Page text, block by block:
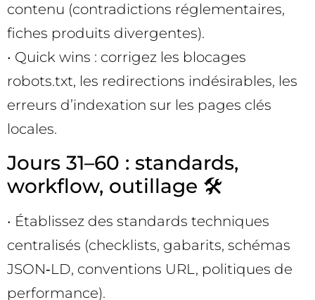
contenu (contradictions réglementaires,
fiches produits divergentes).
• Quick wins : corrigez les blocages
robots.txt, les redirections indésirables, les
erreurs d’indexation sur les pages clés
locales.
Jours 31–60 : standards,
workflow, outillage 🛠️
• Établissez des standards techniques
centralisés (checklists, gabarits, schémas
JSON‑LD, conventions URL, politiques de
performance).